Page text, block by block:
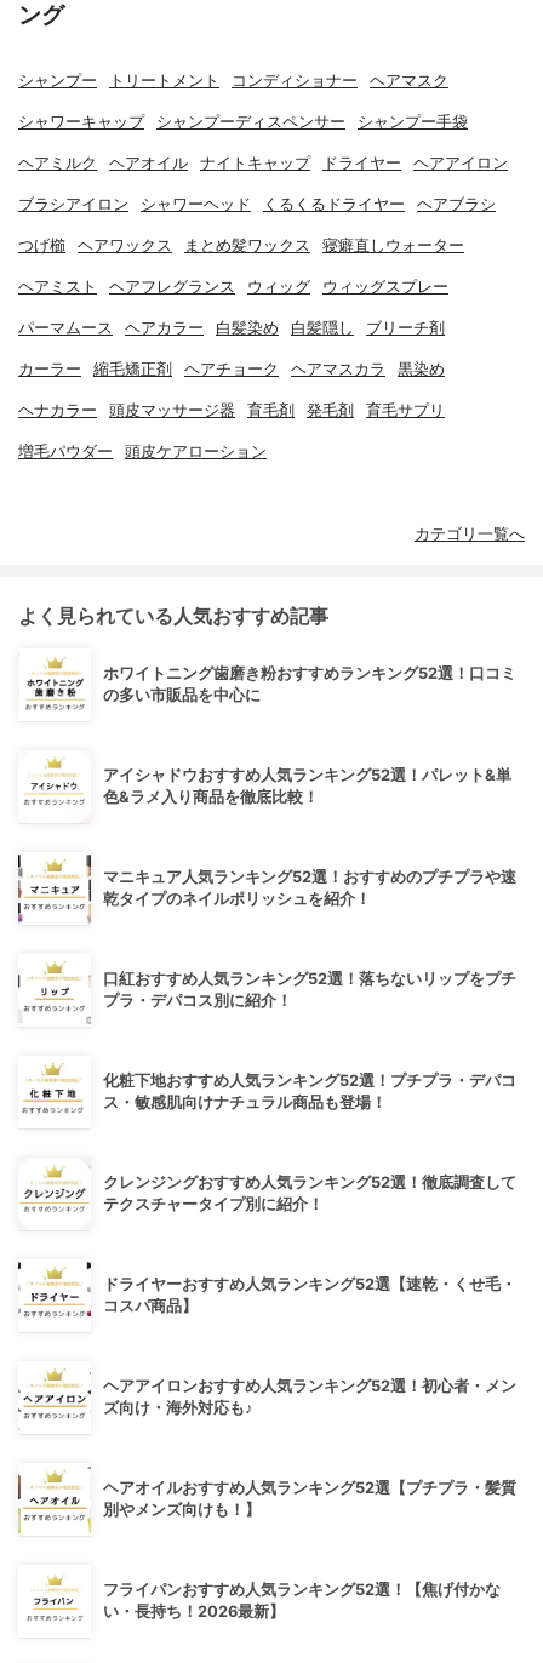
ング
シャンプー トリートメント コンディショナー ヘアマスク
シャワーキャップ シャンプーディスペンサー シャンプー手袋
ヘアミルク ヘアオイル ナイトキャップ ドライヤー ヘアアイロン
ブラシアイロン シャワーヘッド くるくるドライヤー ヘアブラシ
つげ櫛 ヘアワックス まとめ髪ワックス 寝癖直しウォーター
ヘアミスト ヘアフレグランス ウィッグ ウィッグスプレー
パーマムース ヘアカラー 白髪染め 白髪隠し ブリーチ剤
カーラー 縮毛矯正剤 ヘアチョーク ヘアマスカラ 黒染め
ヘナカラー 頭皮マッサージ器 育毛剤 発毛剤 育毛サプリ
増毛パウダー 頭皮ケアローション
カテゴリ一覧へ
よく見られている人気おすすめ記事
ホワイトニング歯磨き粉おすすめランキング52選！口コミ
の多い市販品を中心に
アイシャドウおすすめ人気ランキング52選！パレット&単
色&ラメ入り商品を徹底比較！
マニキュア人気ランキング52選！おすすめのプチプラや速
乾タイプのネイルポリッシュを紹介！
口紅おすすめ人気ランキング52選！落ちないリップをプチ
プラ・デパコス別に紹介！
化粧下地おすすめ人気ランキング52選！プチプラ・デパコ
ス・敏感肌向けナチュラル商品も登場！
クレンジングおすすめ人気ランキング52選！徹底調査して
テクスチャータイプ別に紹介！
ドライヤーおすすめ人気ランキング52選【速乾・くせ毛・
コスパ商品】
ヘアアイロンおすすめ人気ランキング52選！初心者・メン
ズ向け・海外対応も♪
ヘアオイルおすすめ人気ランキング52選【プチプラ・髪質
別やメンズ向けも！】
フライパンおすすめ人気ランキング52選！【焦げ付かな
い・長持ち！2026最新】